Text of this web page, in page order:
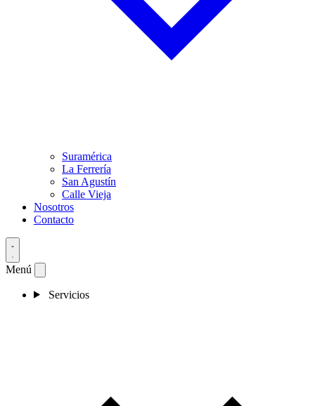
Suramérica
La Ferrería
San Agustín
Calle Vieja
Nosotros
Contacto
Menú
Servicios